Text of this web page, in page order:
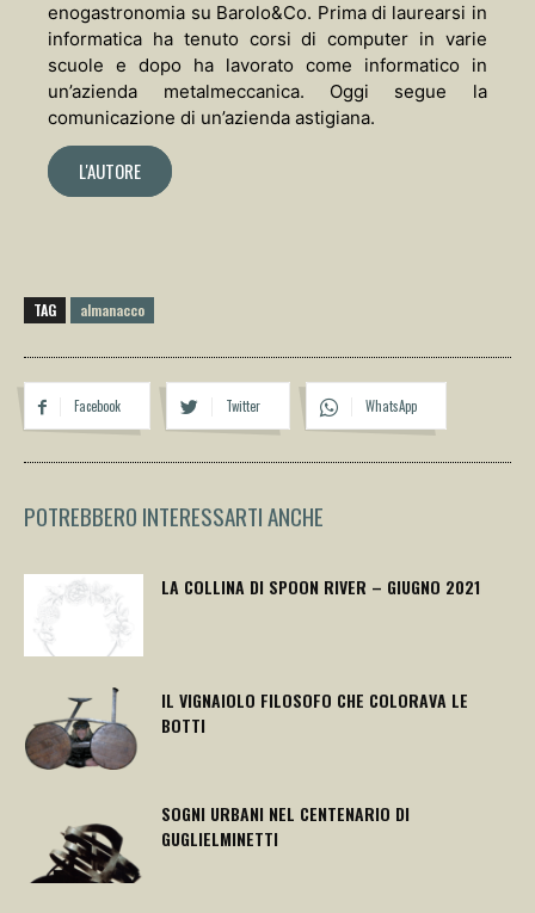
enogastronomia su Barolo&Co. Prima di laurearsi in
informatica ha tenuto corsi di computer in varie
scuole e dopo ha lavorato come informatico in
un’azienda metalmeccanica. Oggi segue la
comunicazione di un’azienda astigiana.
L'AUTORE
TAG almanacco
Facebook Twitter WhatsApp
POTREBBERO INTERESSARTI ANCHE
LA COLLINA DI SPOON RIVER – GIUGNO 2021
IL VIGNAIOLO FILOSOFO CHE COLORAVA LE
BOTTI
SOGNI URBANI NEL CENTENARIO DI
GUGLIELMINETTI